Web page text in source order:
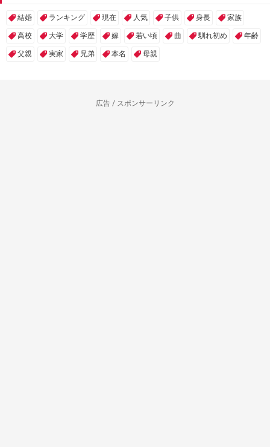
結婚 ランキング 現在 人気 子供 身長 家族
高校 大学 学歴 嫁 若い頃 曲 馴れ初め 年齢
父親 実家 兄弟 本名 母親
広告 / スポンサーリンク